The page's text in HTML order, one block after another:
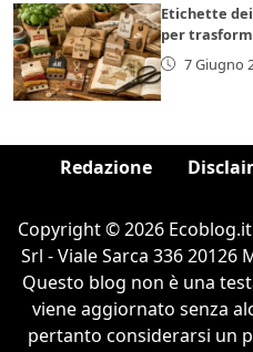
Etichette
per
7 Giugno
Redazione
Copyright © 2026
Srl - Viale Sarca 336 20126
Questo blog non è una
viene aggiornato senza
pertanto considerarsi un